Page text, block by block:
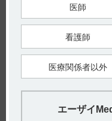
が危険性を上回ると判
験で、妊娠ラットに投
母動物の摂餌量減少の
ている。また、妊娠ラ
母動物毒性に起因する
生児の生後体重の増加抑
【関連情報】
インタビューフォーム
す。
（解説）
国内及び外国臨床試験
全性は確立されていない
医師
看護師
医療関係者以外
エーザイ